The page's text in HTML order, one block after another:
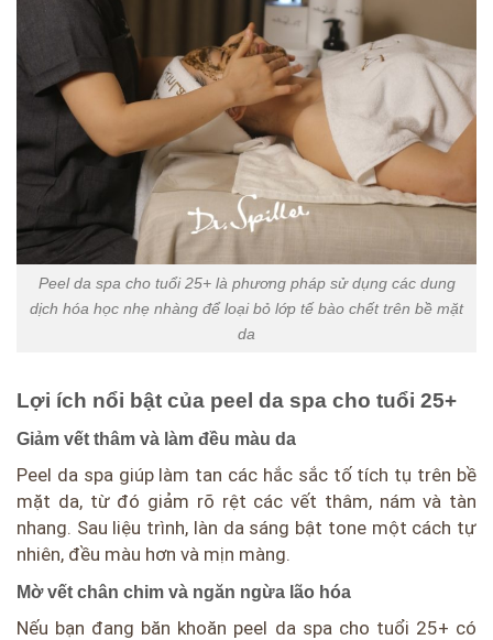
Peel da spa cho tuổi 25+ là phương pháp sử dụng các dung
dịch hóa học nhẹ nhàng để loại bỏ lớp tế bào chết trên bề mặt
da
Lợi ích nổi bật của peel da spa cho tuổi 25+
Giảm vết thâm và làm đều màu da
Peel da spa giúp làm tan các hắc sắc tố tích tụ trên bề
mặt da, từ đó giảm rõ rệt các vết thâm, nám và tàn
nhang. Sau liệu trình, làn da sáng bật tone một cách tự
nhiên, đều màu hơn và mịn màng.
Mờ vết chân chim và ngăn ngừa lão hóa
Nếu bạn đang băn khoăn peel da spa cho tuổi 25+ có